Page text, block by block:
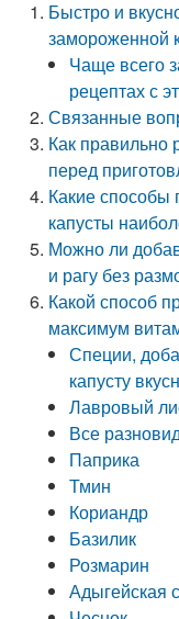
Быстро и
замороженной
Чаще всего
рецептах с
Связанные
Как правильно
перед
Какие способы
капусты
Можно ли
и рагу без
Какой способ
максимум
Специи,
капусту
Лавровый
Все
Паприка
Тмин
Кориандр
Базилик
Розмарин
Адыгейская